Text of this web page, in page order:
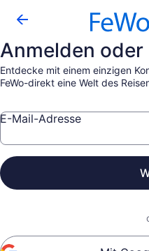
Anmelden
Entdecke mit einem einzigen
FeWo-direkt eine Welt des
E-Mail-Adresse